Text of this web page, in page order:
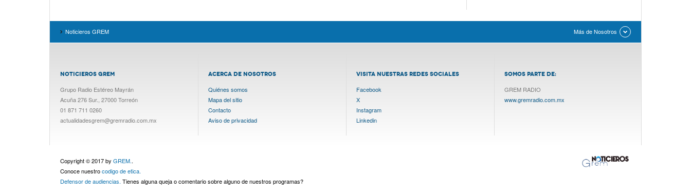
Noticieros GREM Más de Nosotros
NOTICIEROS GREM
Grupo Radio Estéreo Mayrán
Acuña 276 Sur., 27000 Torreón
01 871 711 0260
actualidadesgrem@gremradio.com.mx
ACERCA DE NOSOTROS
Quiénes somos
Mapa del sitio
Contacto
Aviso de privacidad
VISITA NUESTRAS REDES SOCIALES
Facebook
X
Instagram
Linkedin
SOMOS PARTE DE:
GREM RADIO
www.gremradio.com.mx
Copyright © 2017 by GREM..
Conoce nuestrocodigo de etica.
Defensor de audiencias. Tienes alguna queja o comentario sobre alguno de nuestros programas?